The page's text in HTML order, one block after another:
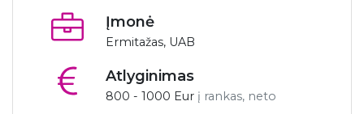
Įmonė
Ermitažas, UAB
Atlyginimas
800 - 1000 Eur į rankas, neto